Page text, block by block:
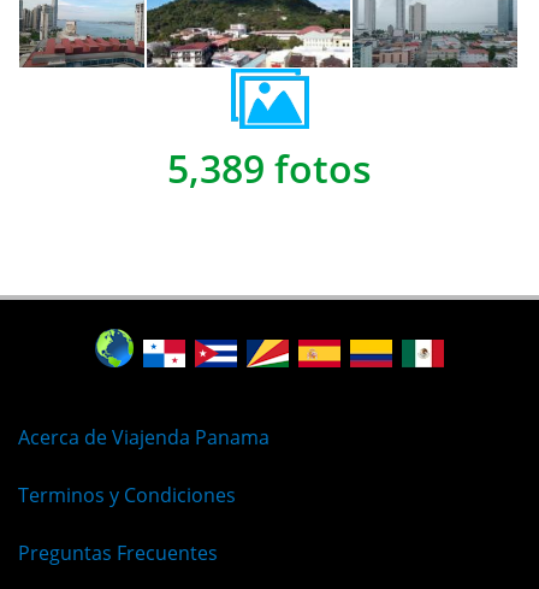
5,389 fotos
Acerca de Viajenda Panama
Terminos y Condiciones
Preguntas Frecuentes